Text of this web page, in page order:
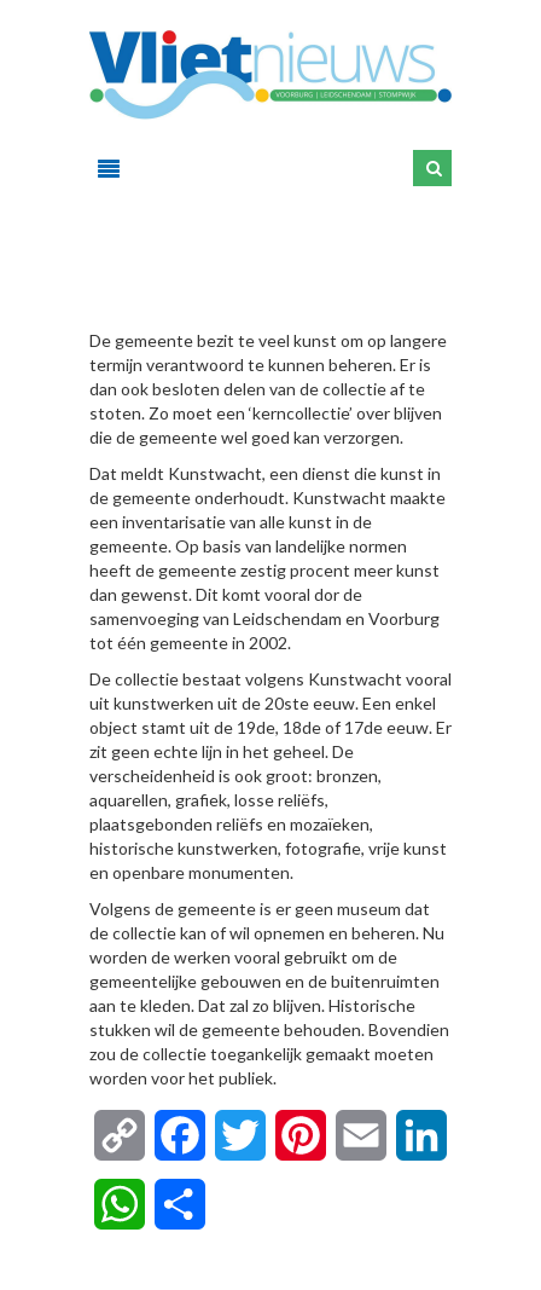
De gemeente bezit te veel kunst om op langere
termijn verantwoord te kunnen beheren. Er is
dan ook besloten delen van de collectie af te
stoten. Zo moet een ‘kerncollectie’ over blijven
die de gemeente wel goed kan verzorgen.
Dat meldt Kunstwacht, een dienst die kunst in
de gemeente onderhoudt. Kunstwacht maakte
een inventarisatie van alle kunst in de
gemeente. Op basis van landelijke normen
heeft de gemeente zestig procent meer kunst
dan gewenst. Dit komt vooral dor de
samenvoeging van Leidschendam en Voorburg
tot één gemeente in 2002.
De collectie bestaat volgens Kunstwacht vooral
uit kunstwerken uit de 20ste eeuw. Een enkel
object stamt uit de 19de, 18de of 17de eeuw. Er
zit geen echte lijn in het geheel. De
verscheidenheid is ook groot: bronzen,
aquarellen, grafiek, losse reliëfs,
plaatsgebonden reliëfs en mozaïeken,
historische kunstwerken, fotografie, vrije kunst
en openbare monumenten.
Volgens de gemeente is er geen museum dat
de collectie kan of wil opnemen en beheren. Nu
worden de werken vooral gebruikt om de
gemeentelijke gebouwen en de buitenruimten
aan te kleden. Dat zal zo blijven. Historische
stukken wil de gemeente behouden. Bovendien
zou de collectie toegankelijk gemaakt moeten
worden voor het publiek.
Copy
Link
FacebookTwitter Pinterest Email
WhatsApp